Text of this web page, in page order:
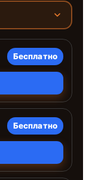
Бесплатно
Бесплатно